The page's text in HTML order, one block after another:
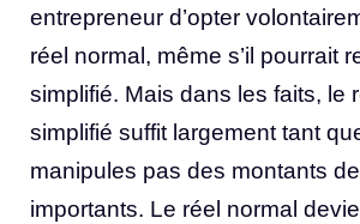
entrepreneur d’opter
réel normal, même s’il pourrait
simplifié. Mais dans les faits, le
simplifié suffit largement tant
manipules pas des montants
importants. Le réel normal